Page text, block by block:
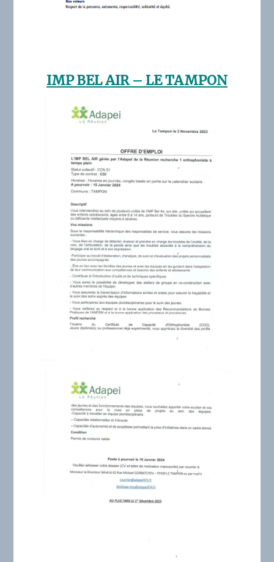
IMP BEL AIR – LE TAMPON